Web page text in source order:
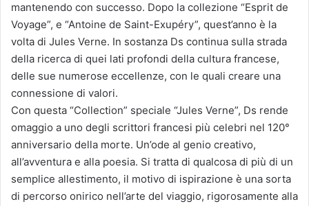
mantenendo con successo. Dopo la collezione “Esprit de
Voyage”, e “Antoine de Saint-Exupéry”, quest’anno è la
volta di Jules Verne. In sostanza Ds continua sulla strada
della ricerca di quei lati profondi della cultura francese,
delle sue numerose eccellenze, con le quali creare una
connessione di valori.
Con questa “Collection” speciale “Jules Verne”, Ds rende
omaggio a uno degli scrittori francesi più celebri nel 120°
anniversario della morte. Un’ode al genio creativo,
all’avventura e alla poesia. Si tratta di qualcosa di più di un
semplice allestimento, il motivo di ispirazione è una sorta
di percorso onirico nell’arte del viaggio, rigorosamente alla